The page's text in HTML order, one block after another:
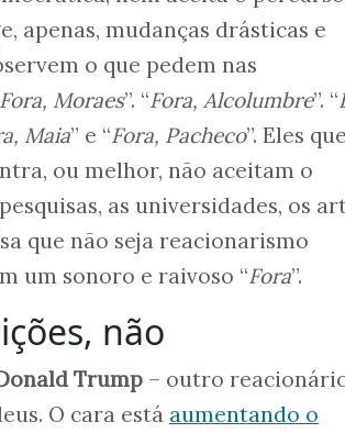
apenas, mudanças drásticas e
o que pedem nas
Fora, Moraes”. “Fora, Alcolumbre”. “
Maia” e “Fora, Pacheco”. Eles
ou melhor, não aceitam o
as universidades, os
que não seja reacionarismo
um sonoro e raivoso “Fora”.
não
Trump – outro
O cara está aumentando o